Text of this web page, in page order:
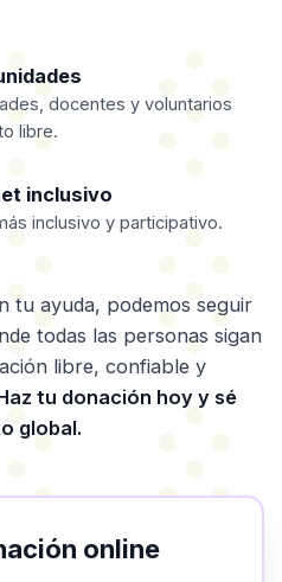
docentes y voluntarios
libre.
inclusivo
inclusivo y participativo.
tu ayuda, podemos seguir
todas las personas sigan
libre, confiable y
tu donación hoy y sé
global.
online